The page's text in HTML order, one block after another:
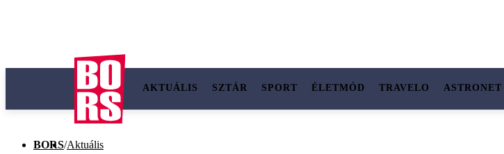
AKTUÁLIS SZTÁR SPORT ÉLETMÓD TRAVELO ASTRONET
BORS/Aktuális